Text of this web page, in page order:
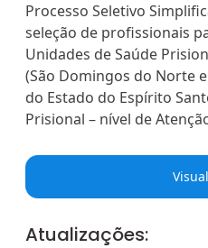
Processo Seletivo
seleção de profissionais
Unidades de Saúde
(São Domingos do Norte
do Estado do Espírito
Prisional – nível de
Atualizações: